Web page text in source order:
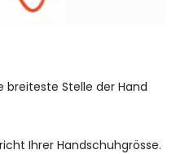
breiteste Stelle der Hand
Ihrer Handschuhgrösse.